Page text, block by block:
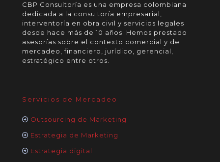
CBP Consultoría es una empresa colombiana
dedicada a la consultoría empresarial,
interventoría en obra civil y servicios legales
desde hace más de 10 años. Hemos prestado
asesorías sobre el contexto comercial y de
mercadeo, financiero, jurídico, gerencial,
estratégico entre otros.
Servicios de Mercadeo
Outsourcing de Marketing
Estrategia de Marketing
Estrategia digital